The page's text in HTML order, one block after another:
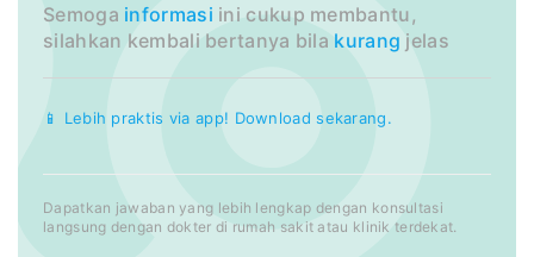
Semoga informasi ini cukup membantu,
silahkan kembali bertanya bila kurang jelas
📱 Lebih praktis via app! Download sekarang.
Dapatkan jawaban yang lebih lengkap dengan konsultasi
langsung dengan dokter di rumah sakit atau klinik terdekat.